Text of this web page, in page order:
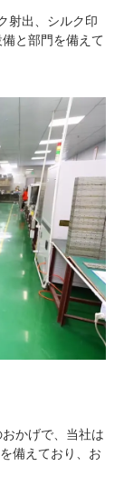
射出、シルク印
と部門を備えて
かげで、当社は
を備えており、お